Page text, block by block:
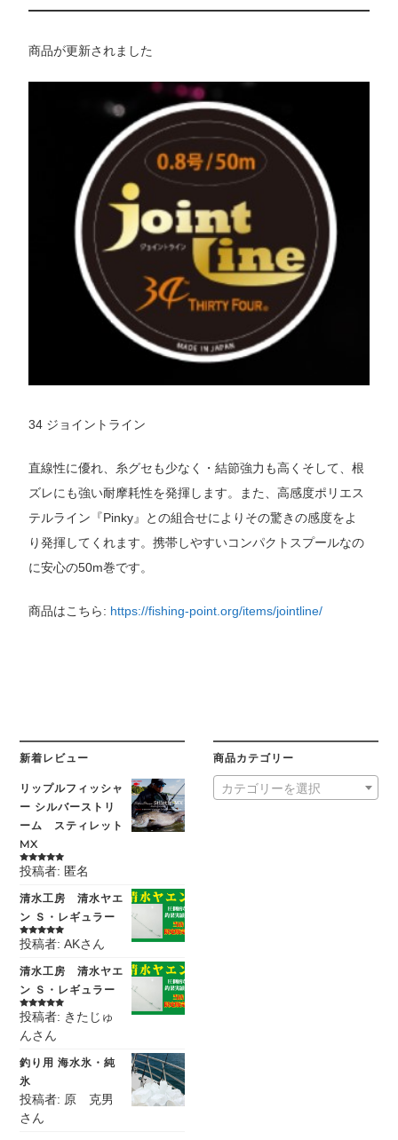
商品が更新されました
34 ジョイントライン
直線性に優れ、糸グセも少なく・結節強力も高くそして、根
ズレにも強い耐摩耗性を発揮します。また、高感度ポリエス
テルライン『Pinky』との組合せによりその驚きの感度をよ
り発揮してくれます。携帯しやすいコンパクトスプールなの
に安心の50m巻です。
商品はこちら: https://fishing-point.org/items/jointline/
新着レビュー
リップルフィッシャ
ー シルバーストリ
ーム スティレット
MX
5段階中5の
評価
投稿者: 匿名
清水工房 清水ヤエ
ン Ｓ・レギュラー
5段階中5の
評価
投稿者: AKさん
清水工房 清水ヤエ
ン Ｓ・レギュラー
5段階中5の
評価
投稿者: きたじゅ
んさん
釣り用 海水氷・純
氷
投稿者: 原 克男
さん
商品カテゴリー
カテゴリーを選択